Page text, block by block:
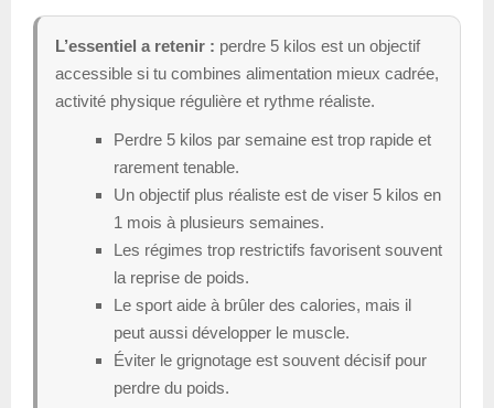
L’essentiel a retenir : perdre 5 kilos est un objectif
accessible si tu combines alimentation mieux cadrée,
activité physique régulière et rythme réaliste.
Perdre 5 kilos par semaine est trop rapide et
rarement tenable.
Un objectif plus réaliste est de viser 5 kilos en
1 mois à plusieurs semaines.
Les régimes trop restrictifs favorisent souvent
la reprise de poids.
Le sport aide à brûler des calories, mais il
peut aussi développer le muscle.
Éviter le grignotage est souvent décisif pour
perdre du poids.